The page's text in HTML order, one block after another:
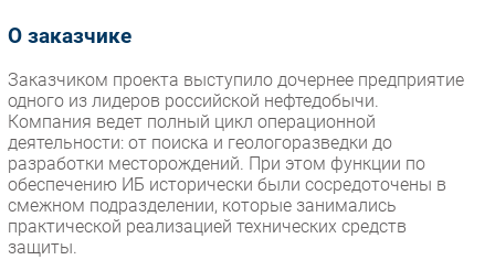
IT класс
Каталог компаний
О заказчике
Заказчиком проекта выступило дочернее предприятие
одного из лидеров российской нефтедобычи.
Компания ведет полный цикл операционной
деятельности: от поиска и геологоразведки до
разработки месторождений. При этом функции по
обеспечению ИБ исторически были сосредоточены в
смежном подразделении, которые занимались
практической реализацией технических средств
защиты.